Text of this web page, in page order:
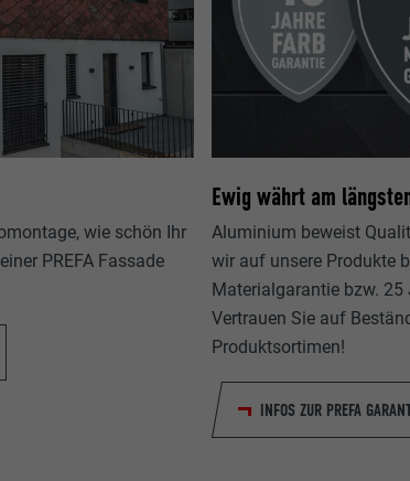
wie schön Ihr
PREFA Fassade
Ewig währt am
Aluminium beweist
wir auf unsere Produkte
Materialgarantie bzw.
Vertrauen Sie auf
Produktsortimen!
INFOS ZUR PREFA